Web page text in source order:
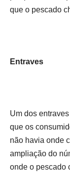
que o pescado
Entraves
Um dos
que os
não havia onde
ampliação do
onde o pescado